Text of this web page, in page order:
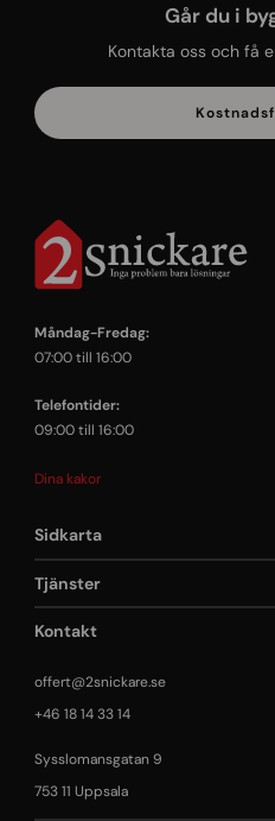
Går du i
Kontakta oss och få
Måndag-Fredag:
07:00 till 16:00
Telefontider:
09:00 till 16:00
Dina kakor
Sidkarta
Tjänster
Kontakt
offert@2snickare.se
+46 18 14 33 14
Sysslomansgatan 9
753 11 Uppsala